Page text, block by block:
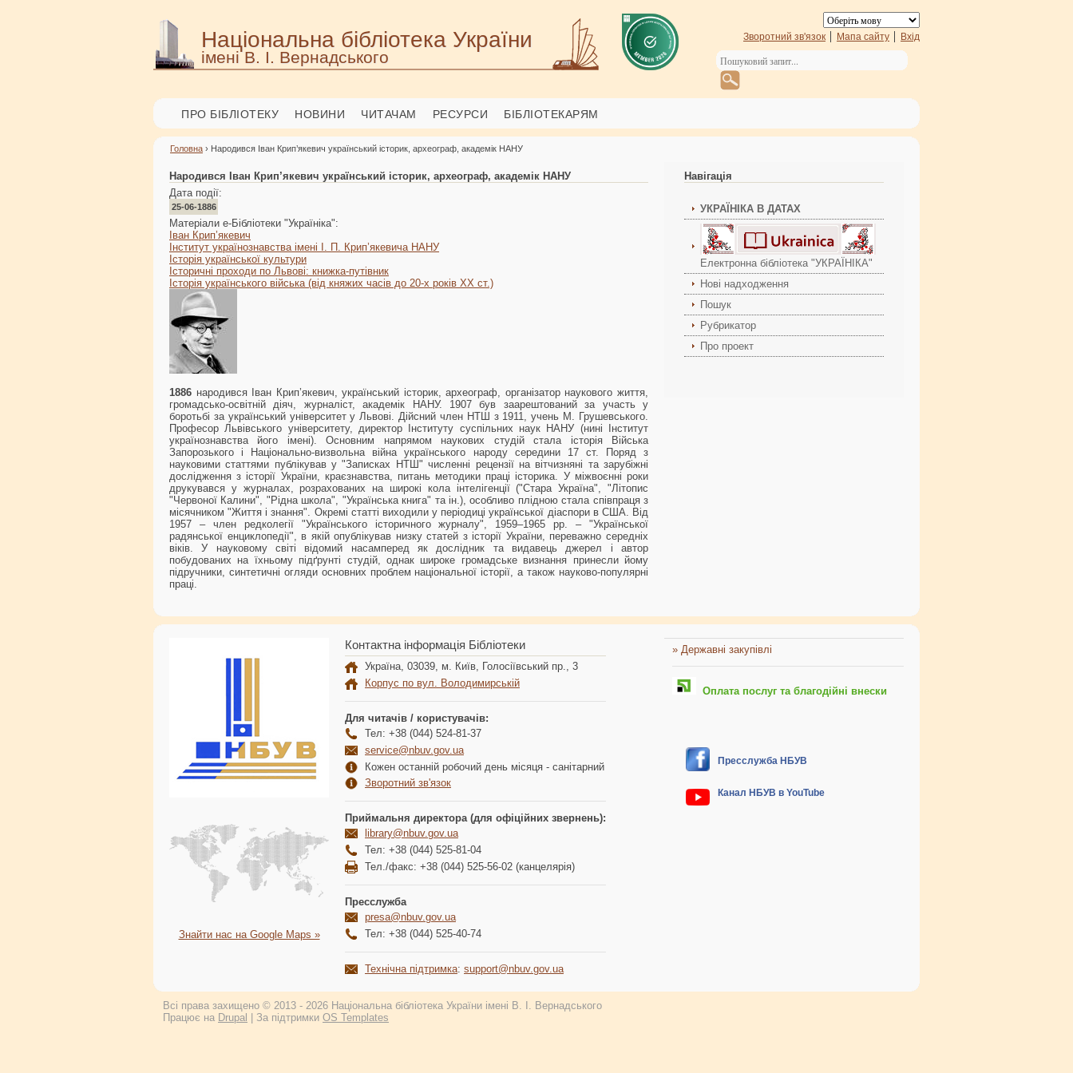
Національна бібліотека України
імені В. І. Вернадського
Зворотний зв'язок Мапа сайту Вхід
ПРО БІБЛІОТЕКУ НОВИНИ ЧИТАЧАМ РЕСУРСИ БІБЛІОТЕКАРЯМ
Головна › Народився Іван Крип’якевич український історик, археограф, академік НАНУ
Народився Іван Крип’якевич український історик, археограф, академік НАНУ
Дата події:
25-06-1886
Матеріали е-Бібліотеки "Україніка":
Іван Крип’якевич
Інститут українознавства імені І. П. Крип’якевича НАНУ
Історія української культури
Історичні проходи по Львові: книжка-путівник
Історія українського війська (від княжих часів до 20-х років ХХ ст.)
1886 народився Іван Крип’якевич, український історик, археограф, організатор наукового життя,
громадсько-освітній діяч, журналіст, академік НАНУ. 1907 був заарештований за участь у
боротьбі за український університет у Львові. Дійсний член НТШ з 1911, учень М. Грушевського.
Професор Львівського університету, директор Інституту суспільних наук НАНУ (нині Інститут
українознавства його імені). Основним напрямом наукових студій стала історія Війська
Запорозького і Національно-визвольна війна українського народу середини 17 ст. Поряд з
науковими статтями публікував у "Записках НТШ" численні рецензії на вітчизняні та зарубіжні
дослідження з історії України, краєзнавства, питань методики праці історика. У міжвоєнні роки
друкувався у журналах, розрахованих на широкі кола інтелігенції ("Стара Україна", "Літопис
"Червоної Калини", "Рідна школа", "Українська книга" та ін.), особливо плідною стала співпраця з
місячником "Життя і знання". Окремі статті виходили у періодиці української діаспори в США. Від
1957 – член редколегії "Українського історичного журналу", 1959–1965 рр. – "Української
радянської енциклопедії", в якій опублікував низку статей з історії України, переважно середніх
віків. У науковому світі відомий насамперед як дослідник та видавець джерел і автор
побудованих на їхньому підґрунті студій, однак широке громадське визнання принесли йому
підручники, синтетичні огляди основних проблем національної історії, а також науково-популярні
праці.
Навігація
УКРАЇНІКА В ДАТАХ
Електронна бібліотека "УКРАЇНІКА"
Нові надходження
Пошук
Рубрикатор
Про проект
Знайти нас на Google Maps »
Контактна інформація Бібліотеки
Україна, 03039, м. Київ, Голосіївський пр., 3
Корпус по вул. Володимирській
Для читачів / користувачів:
Тел: +38 (044) 524-81-37
service@nbuv.gov.ua
Кожен останній робочий день місяця - санітарний
Зворотний зв'язок
Приймальня директора (для офіційних звернень):
library@nbuv.gov.ua
Тел: +38 (044) 525-81-04
Тел./факс: +38 (044) 525-56-02 (канцелярія)
Пресслужба
presa@nbuv.gov.ua
Тел: +38 (044) 525-40-74
Технічна підтримка: support@nbuv.gov.ua
» Державні закупівлі
Оплата послуг та благодійні внески
Пресслужба НБУВ
Канал НБУВ в YouTube
Всі права захищено © 2013 - 2026 Національна бібліотека України імені В. І. Вернадського
Працює на Drupal | За підтримки OS Templates